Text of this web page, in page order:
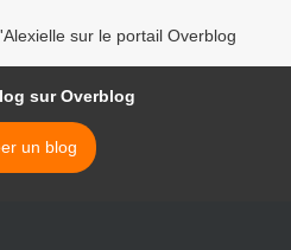
sur le portail Overblog
sur Overblog
un blog